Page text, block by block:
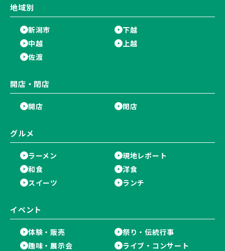
地域別
新潟市
下越
中越
上越
佐渡
開店・閉店
開店 閉店
グルメ
ラーメン
現地レポート
和食
洋食
スイーツ
ランチ
イベント
体験・販売
祭り・伝統行事
趣味・展示会
ライブ・コンサート